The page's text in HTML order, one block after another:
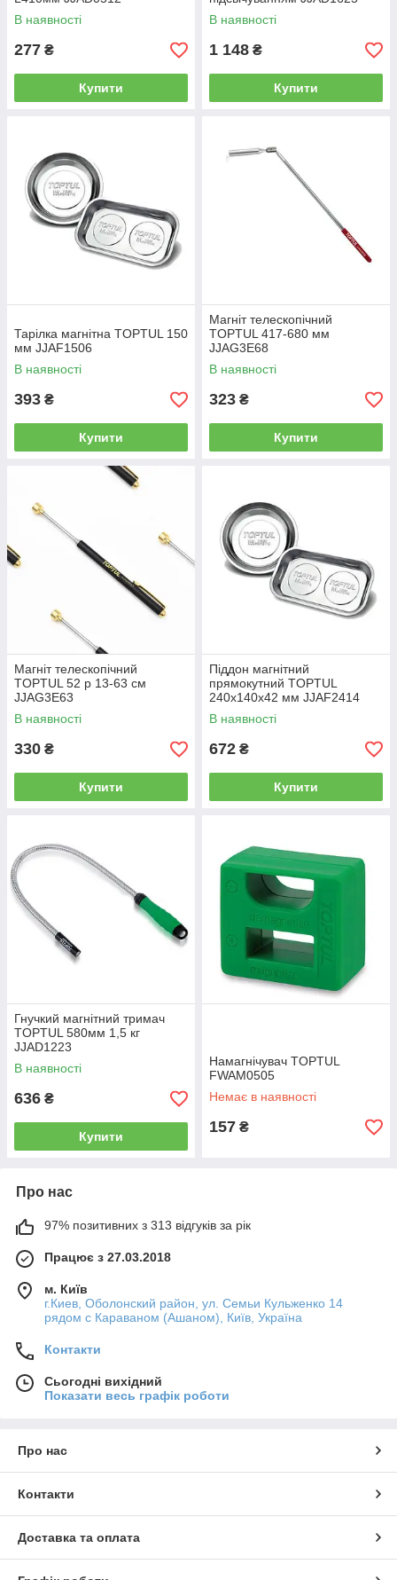
В наявності
277 ₴
Купити
В наявності
1 148 ₴
Купити
Тарілка магнітна TOPTUL 150
мм JJAF1506
В наявності
393 ₴
Купити
Магніт телескопічний
TOPTUL 417-680 мм
JJAG3E68
В наявності
323 ₴
Купити
Магніт телескопічний
TOPTUL 52 р 13-63 см
JJAG3E63
В наявності
330 ₴
Купити
Піддон магнітний
прямокутний TOPTUL
240x140x42 мм JJAF2414
В наявності
672 ₴
Купити
Гнучкий магнітний тримач
TOPTUL 580мм 1,5 кг
JJAD1223
В наявності
636 ₴
Купити
Намагнічувач TOPTUL
FWAM0505
Немає в наявності
157 ₴
Про нас
97% позитивних з 313 відгуків за рік
Працює з 27.03.2018
м. Київ
г.Киев, Оболонский район, ул. Семьи Кульженко 14
рядом с Караваном (Ашаном), Київ, Україна
Контакти
Сьогодні вихідний
Показати весь графік роботи
Про нас
Контакти
Доставка та оплата